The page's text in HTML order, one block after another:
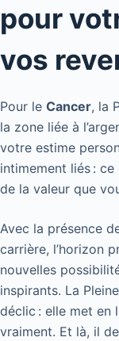
pour
vos
Pour le Cancer, la
la zone liée à
votre estime
intimement liés :
de la valeur que
Avec la présence
carrière, l’horizon
nouvelles
inspirants. La
déclic : elle met en
vraiment. Et là, il